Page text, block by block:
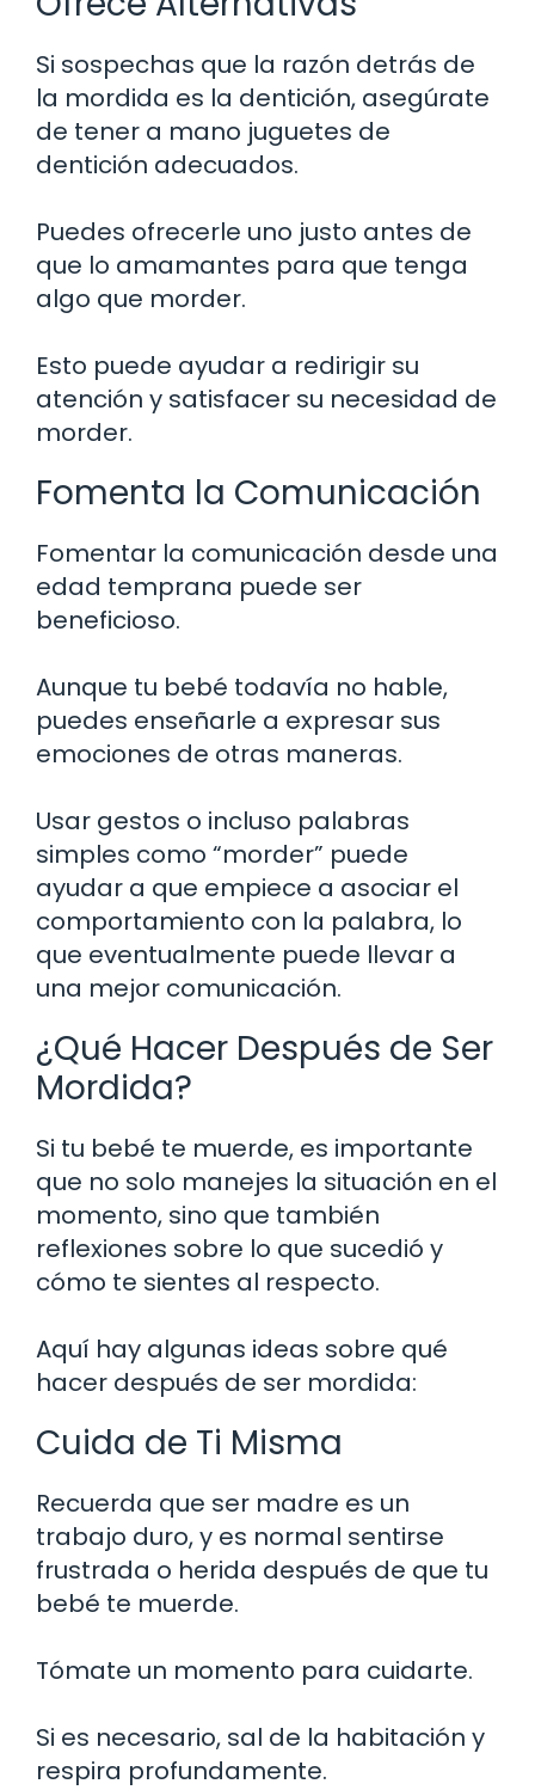
Si sospechas que la razón detrás de
la mordida es la dentición, asegúrate
de tener a mano juguetes de
dentición adecuados.
Puedes ofrecerle uno justo antes de
que lo amamantes para que tenga
algo que morder.
Esto puede ayudar a redirigir su
atención y satisfacer su necesidad de
morder.
Fomenta la Comunicación
Fomentar la comunicación desde una
edad temprana puede ser
beneficioso.
Aunque tu bebé todavía no hable,
puedes enseñarle a expresar sus
emociones de otras maneras.
Usar gestos o incluso palabras
simples como “morder” puede
ayudar a que empiece a asociar el
comportamiento con la palabra, lo
que eventualmente puede llevar a
una mejor comunicación.
¿Qué Hacer Después de Ser
Mordida?
Si tu bebé te muerde, es importante
que no solo manejes la situación en el
momento, sino que también
reflexiones sobre lo que sucedió y
cómo te sientes al respecto.
Aquí hay algunas ideas sobre qué
hacer después de ser mordida:
Cuida de Ti Misma
Recuerda que ser madre es un
trabajo duro, y es normal sentirse
frustrada o herida después de que tu
bebé te muerde.
Tómate un momento para cuidarte.
Si es necesario, sal de la habitación y
respira profundamente.